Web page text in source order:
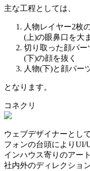
主な工程としては、
人物レイヤー2枚
(上)の眼鼻口を大
切り取った顔パ
(下)の顔を抜く
人物(下)と顔パー
となります。
コネクリ
ウェブデザイナーとし
フォンの台頭によりUI/
インハウス寄りのアー
社内外のディレクショ